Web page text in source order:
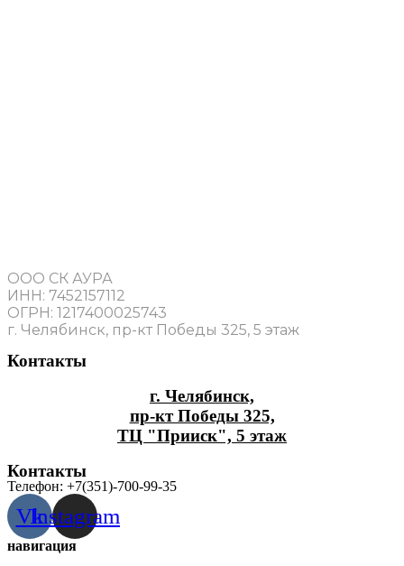
ООО СК АУРА
ИНН: 7452157112
ОГРН: 1217400025743
г. Челябинск, пр-кт Победы 325, 5 этаж
Контакты
г. Челябинск,
пр-кт Победы 325,
ТЦ "Прииск", 5 этаж
Контакты
Телефон: +7(351)-700-99-35
VkInstagram
навигация